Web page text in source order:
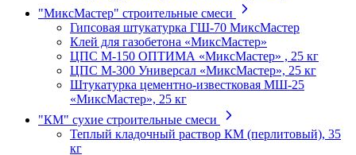
"МиксМастер" строительные смеси
Гипсовая штукатурка ГШ-70 МиксМастер
Клей для газобетона «МиксМастер»
ЦПС М-150 ОПТИМА «МиксМастер» , 25 кг
ЦПС М-300 Универсал «МиксМастер», 25 кг
Штукатурка цементно-известковая МШ-25
«МиксМастер», 25 кг
"КМ" сухие строительные смеси
Теплый кладочный раствор КМ (перлитовый), 35
кг